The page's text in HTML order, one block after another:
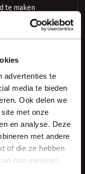
advertenties te
media te bieden
Ook delen we
met onze
en analyse. Deze
met andere
of die ze hebben
hun services.
te maken
van
Deze
van